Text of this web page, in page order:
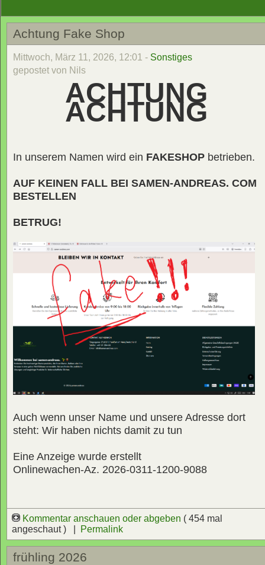
Achtung Fake Shop
Mittwoch, März 11, 2026, 12:01 - Sonstiges
gepostet von Nils
ACHTUNG
ACHTUNG
In unserem Namen wird ein FAKESHOP betrieben.
AUF KEINEN FALL BEI SAMEN-ANDREAS. COM
BESTELLEN
BETRUG!
Auch wenn unser Name und unsere Adresse dort
steht: Wir haben nichts damit zu tun
Eine Anzeige wurde erstellt
Onlinewachen-Az. 2026-0311-1200-9088
Kommentar anschauen oder abgeben ( 454 mal
angeschaut ) |
Permalink
frühling 2026